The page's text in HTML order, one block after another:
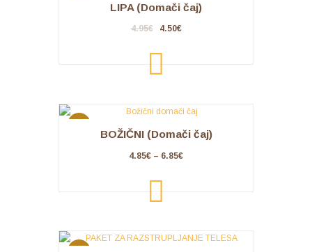
LIPA (Domači čaj)
4.95€ 4.50€
DODA
KOŠA
BOŽIČNI (Domači čaj)
4.85€ – 6.85€
IZBER
MOŽN